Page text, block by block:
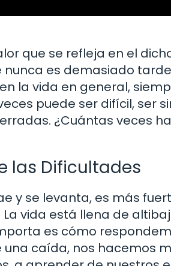
que se refleja en el
es demasiado
la vida en general,
puede ser difícil, ser
¿Cuántas veces
las Dificultades
y se levanta, es más
La vida está llena de
es cómo
caída, nos hacemos